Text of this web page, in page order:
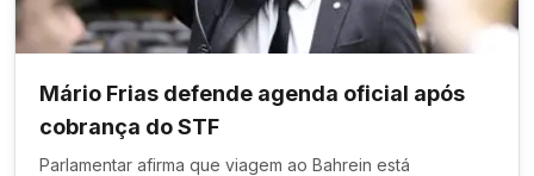
Mário Frias defende agenda oficial após
cobrança do STF
Parlamentar afirma que viagem ao Bahrein está